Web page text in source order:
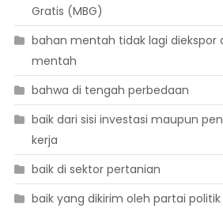
Gratis (MBG)
bahan mentah tidak lagi diekspor
mentah
bahwa di tengah perbedaan
baik dari sisi investasi maupun
kerja
baik di sektor pertanian
baik yang dikirim oleh partai politik